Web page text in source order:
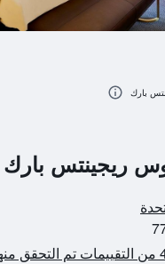
ريجينتس بارك
بارك